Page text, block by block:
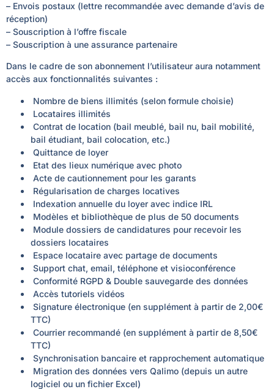
– Envois postaux (lettre recommandée avec demande d’avis de
réception)
– Souscription à l’offre fiscale
– Souscription à une assurance partenaire
Dans le cadre de son abonnement l’utilisateur aura notamment
accès aux fonctionnalités suivantes :
Nombre de biens illimités (selon formule choisie)
Locataires illimités
Contrat de location (bail meublé, bail nu, bail mobilité,
bail étudiant, bail colocation, etc.)
Quittance de loyer
Etat des lieux numérique avec photo
Acte de cautionnement pour les garants
Régularisation de charges locatives
Indexation annuelle du loyer avec indice IRL
Modèles et bibliothèque de plus de 50 documents
Module dossiers de candidatures pour recevoir les
dossiers locataires
Espace locataire avec partage de documents
Support chat, email, téléphone et visioconférence
Conformité RGPD & Double sauvegarde des données
Accès tutoriels vidéos
Signature électronique (en supplément à partir de 2,00€
TTC)
Courrier recommandé (en supplément à partir de 8,50€
TTC)
Synchronisation bancaire et rapprochement automatique
Migration des données vers Qalimo (depuis un autre
logiciel ou un fichier Excel)